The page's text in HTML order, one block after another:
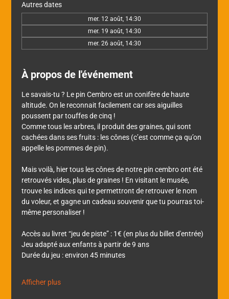
Autres dates
mer. 12 août, 14:30
mer. 19 août, 14:30
mer. 26 août, 14:30
À propos de l'événement
Le savais-tu ? Le pin Cembro est un conifère de haute
altitude. On le reconnait facilement car ses aiguilles
poussent par touffes de cinq !
Comme tous les arbres, il produit des graines, qui sont
cachées dans ses fruits : les cônes (c’est comme ça qu’on
appelle les pommes de pin).
Mais voilà, hier tous les cônes de notre pin cembro ont été
retrouvés vides, plus de graines ! En visitant le musée,
trouve les indices qui te permettront de retrouver le nom
du voleur, et gagne un cadeau souvenir que tu pourras toi-
même personaliser !
Accès au livret “jeu de piste” : 1€ (en plus du billet d'entrée)
Jeu adapté aux enfants à partir de 9 ans
Durée du jeu : environ 45 minutes
Afficher plus